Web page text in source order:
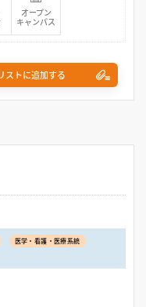
オープン
キャンパス
ストに追加する
医学・看護・医療系統